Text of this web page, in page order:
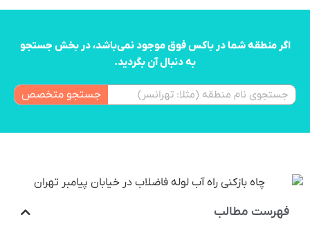
اگر منطقه شما در باکس فوق موجود نمی‌باشد، در بخش جستجو
به دنبال آن بگردید.
جستجو متخصص
فهرست مطالب